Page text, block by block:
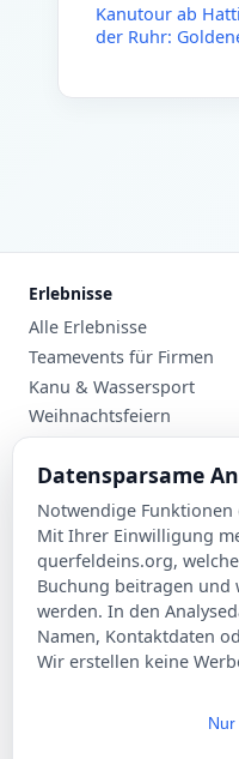
Kanutour ab
der Ruhr:
Erlebnisse
Alle Erlebnisse
Teamevents für Firmen
Kanu & Wassersport
Weihnachtsfeiern
Planung
Events nach Stadt
Suche
Kontakt
Über Querfeldeins
Rechtliches
Impressum
Datensparsame
Notwendige
Mit Ihrer Einwilligung
querfeldeins.org,
Buchung beitragen und
werden. In den
Namen, Kontaktdaten
Wir erstellen keine